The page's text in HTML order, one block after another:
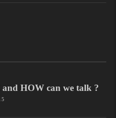
HOW can we talk ?